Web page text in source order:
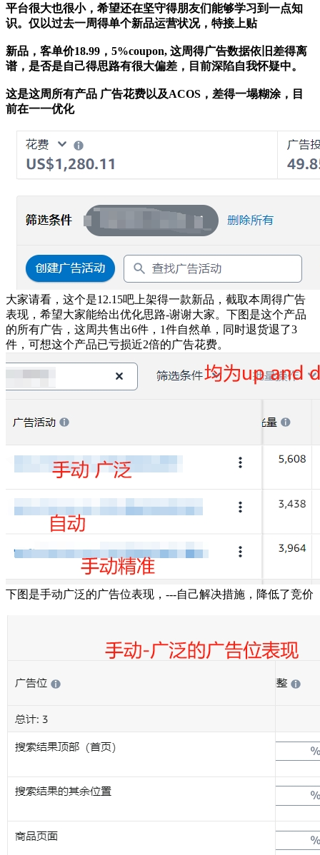
平台很大也很小，希望还在坚守得朋友们能够学习到一点知
识。仅以过去一周得单个新品运营状况，特接上贴
新品，客单价18.99，5%coupon, 这周得广告数据依旧差得离
谱，是否是自己得思路有很大偏差，目前深陷自我怀疑中。
这是这周所有产品 广告花费以及ACOS，差得一塌糊涂，目
前在一一优化
大家请看，这个是12.15吧上架得一款新品，截取本周得广告
表现，希望大家能给出优化思路-谢谢大家。下图是这个产品
的所有广告，这周共售出6件，1件自然单，同时退货退了3
件，可想这个产品已亏损近2倍的广告花费。
下图是手动广泛的广告位表现，---自己解决措施，降低了竞价